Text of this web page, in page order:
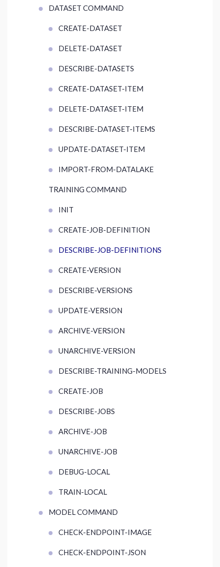
DATASET COMMAND
CREATE-DATASET
DELETE-DATASET
DESCRIBE-DATASETS
CREATE-DATASET-ITEM
DELETE-DATASET-ITEM
DESCRIBE-DATASET-ITEMS
UPDATE-DATASET-ITEM
IMPORT-FROM-DATALAKE
TRAINING COMMAND
INIT
CREATE-JOB-DEFINITION
DESCRIBE-JOB-DEFINITIONS
CREATE-VERSION
DESCRIBE-VERSIONS
UPDATE-VERSION
ARCHIVE-VERSION
UNARCHIVE-VERSION
DESCRIBE-TRAINING-MODELS
CREATE-JOB
DESCRIBE-JOBS
ARCHIVE-JOB
UNARCHIVE-JOB
DEBUG-LOCAL
TRAIN-LOCAL
MODEL COMMAND
CHECK-ENDPOINT-IMAGE
CHECK-ENDPOINT-JSON